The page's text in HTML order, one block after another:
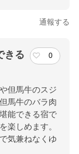
通報する
きる
0
但馬牛のスジ
馬牛のバラ肉
能できる宿で
楽しめます。
気兼ねなくゆ